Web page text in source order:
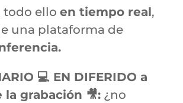
todo ello en tiempo real,
una plataforma de
💻 EN DIFERIDO a
la grabación 🎥:¿no